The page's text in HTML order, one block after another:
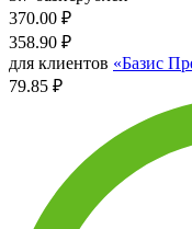
370.00 ₽
358.90 ₽
для клиентов «Базис
79.85 ₽